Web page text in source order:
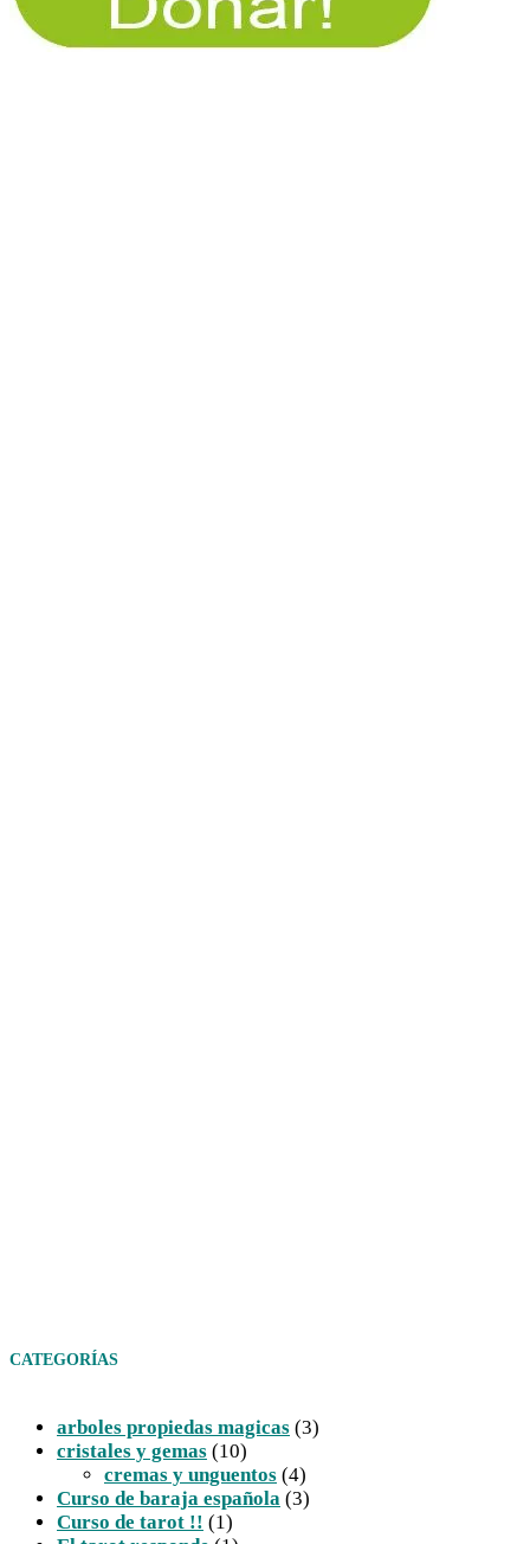
CATEGORÍAS
arboles propiedas magicas (3)
cristales y gemas (10)
cremas y unguentos (4)
Curso de baraja española (3)
Curso de tarot !! (1)